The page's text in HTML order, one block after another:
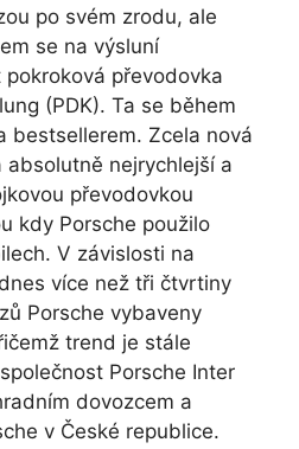
po svém zrodu, ale
se na výsluní
převodovka
(PDK). Ta se během
bestsellerem. Zcela nová
absolutně nejrychlejší a
převodovkou
kdy Porsche použilo
V závislosti na
více než tři čtvrtiny
Porsche vybaveny
trend je stále
Porsche Inter
dovozcem a
v České republice.